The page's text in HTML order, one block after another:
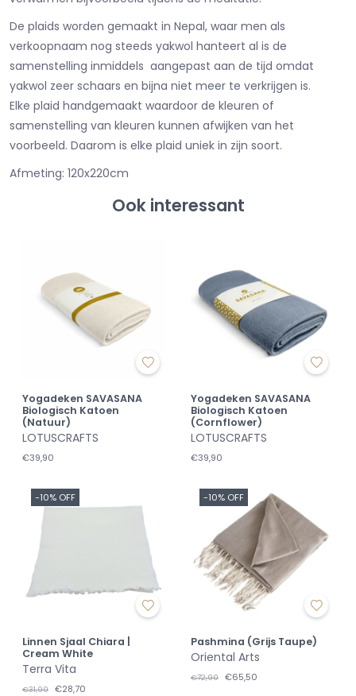
De plaids worden gemaakt in Nepal, waar men als
verkoopnaam nog steeds yakwol hanteert al is de
samenstelling inmiddels aangepast aan de tijd omdat
yakwol zeer schaars en bijna niet meer te verkrijgen is.
Elke plaid handgemaakt waardoor de kleuren of
samenstelling van kleuren kunnen afwijken van het
voorbeeld. Daarom is elke plaid uniek in zijn soort.
Afmeting: 120x220cm
Ook interessant
Yogadeken SAVASANA
Biologisch Katoen
(Natuur)
LOTUSCRAFTS
€39,90
Yogadeken SAVASANA
Biologisch Katoen
(Cornflower)
LOTUSCRAFTS
€39,90
-10% OFF
Linnen Sjaal Chiara |
Cream White
Terra Vita
€31,90 €28,70
-10% OFF
Pashmina (Grijs Taupe)
Oriental Arts
€72,90 €65,50